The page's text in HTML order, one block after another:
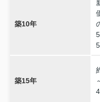
築10年
築15年